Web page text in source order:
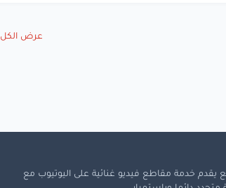
عرض الكل
يقدم خدمة مقاطع فيديو غنائية على اليوتيوب مع